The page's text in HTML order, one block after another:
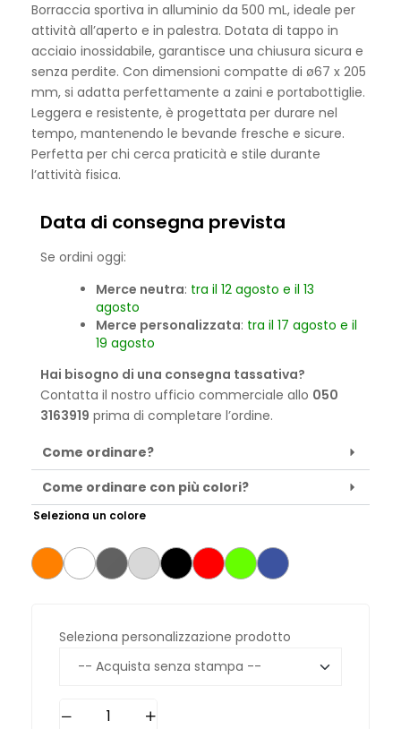
Borraccia sportiva in alluminio da 500 mL, ideale per
attività all’aperto e in palestra. Dotata di tappo in
acciaio inossidabile, garantisce una chiusura sicura e
senza perdite. Con dimensioni compatte di ø67 x 205
mm, si adatta perfettamente a zaini e portabottiglie.
Leggera e resistente, è progettata per durare nel
tempo, mantenendo le bevande fresche e sicure.
Perfetta per chi cerca praticità e stile durante
l’attività fisica.
Data di consegna prevista
Se ordini oggi:
Merce neutra: tra il 12 agosto e il 13
agosto
Merce personalizzata: tra il 17 agosto e il
19 agosto
Hai bisogno di una consegna tassativa?
Contatta il nostro ufficio commerciale allo 050
3163919 prima di completare l’ordine.
Come ordinare?
Come ordinare con più colori?
Seleziona un colore
Seleziona personalizzazione prodotto